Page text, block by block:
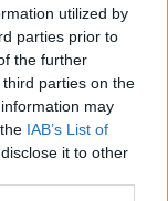
utilized by
parties prior to
the further
parties on the
may
IAB’s List of
it to other
z pochwy
moczu